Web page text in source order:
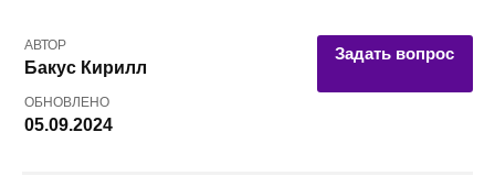
АВТОР
Бакус Кирилл
Задать вопрос
ОБНОВЛЕНО
05.09.2024